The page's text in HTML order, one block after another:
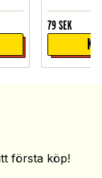
79 SEK
första köp!